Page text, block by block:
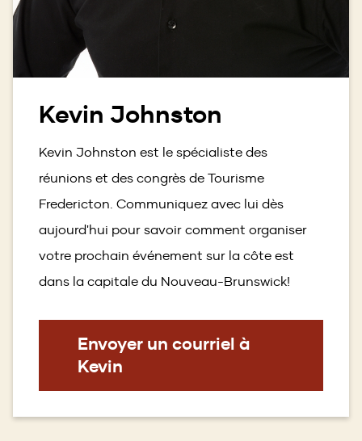
Kevin Johnston
Kevin Johnston est le spécialiste des
réunions et des congrès de Tourisme
Fredericton. Communiquez avec lui dès
aujourd'hui pour savoir comment organiser
votre prochain événement sur la côte est
dans la capitale du Nouveau-Brunswick!
Envoyer un courriel à
Kevin